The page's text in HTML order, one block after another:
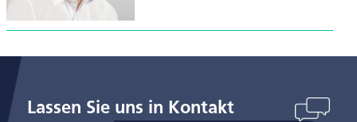
Lassen Sie uns in Kontakt